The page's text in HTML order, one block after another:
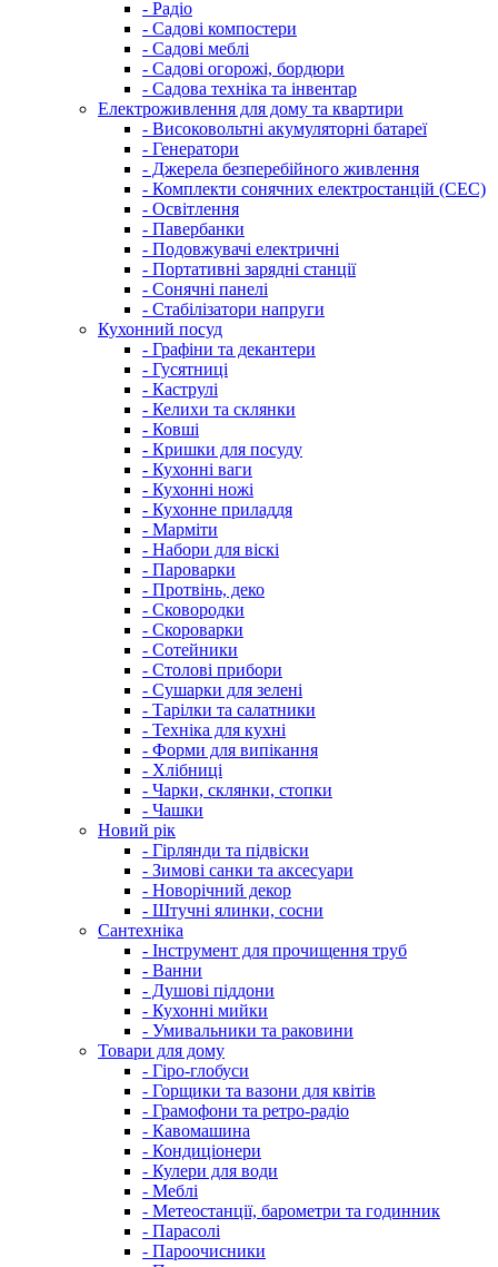
- Радіо
- Садові компостери
- Садові меблі
- Садові огорожі, бордюри
- Садова техніка та інвентар
Електроживлення для дому та квартири
- Високовольтні акумуляторні батареї
- Генератори
- Джерела безперебійного живлення
- Комплекти сонячних електростанцій (СЕС)
- Освітлення
- Павербанки
- Подовжувачі електричні
- Портативні зарядні станції
- Сонячні панелі
- Стабілізатори напруги
Кухонний посуд
- Графіни та декантери
- Гусятниці
- Каструлі
- Келихи та склянки
- Ковші
- Кришки для посуду
- Кухонні ваги
- Кухонні ножі
- Кухонне приладдя
- Марміти
- Набори для віскі
- Пароварки
- Протвінь, деко
- Сковородки
- Скороварки
- Сотейники
- Столові прибори
- Сушарки для зелені
- Тарілки та салатники
- Техніка для кухні
- Форми для випікання
- Хлібниці
- Чарки, склянки, стопки
- Чашки
Новий рік
- Гірлянди та підвіски
- Зимові санки та аксесуари
- Новорічний декор
- Штучні ялинки, сосни
Сантехніка
- Інструмент для прочищення труб
- Ванни
- Душові піддони
- Кухонні мийки
- Умивальники та раковини
Товари для дому
- Гіро-глобуси
- Горщики та вазони для квітів
- Грамофони та ретро-радіо
- Кавомашина
- Кондиціонери
- Кулери для води
- Меблі
- Метеостанції, барометри та годинник
- Парасолі
- Пароочисники